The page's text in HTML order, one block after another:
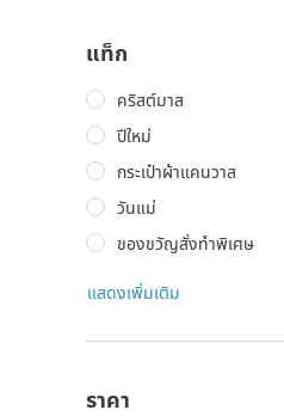
แท็ก
คริสต์มาส
ปีใหม่
กระเป๋าผ้าแคนวาส
วันแม่
ของขวัญสั่งทำพิเศษ
แสดงเพิ่มเติม
ราคา